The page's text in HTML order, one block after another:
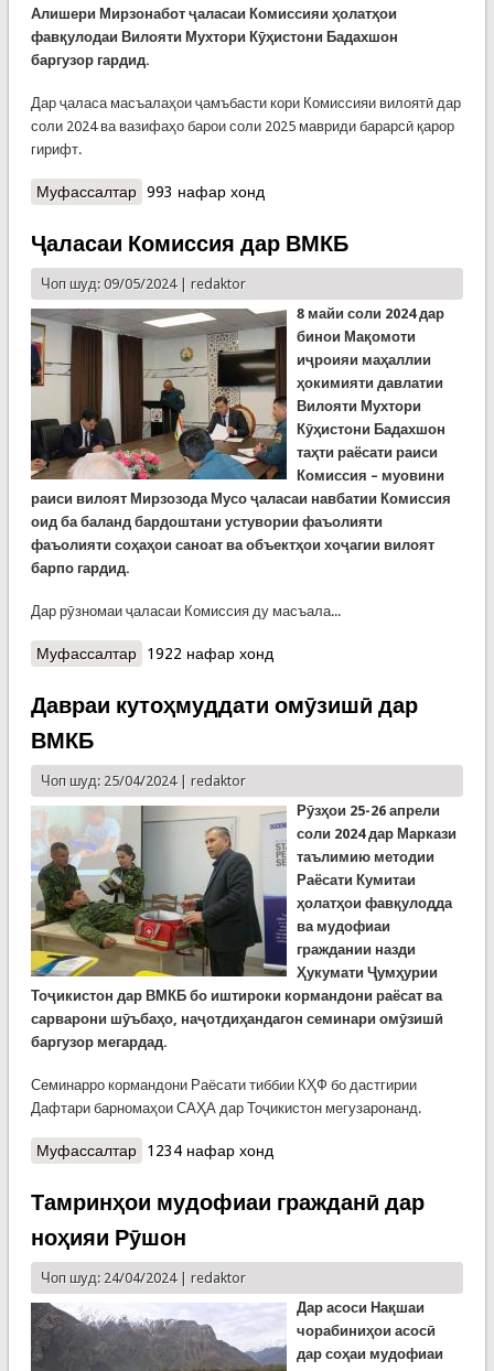
Алишери Мирзонабот ҷаласаи Комиссияи ҳолатҳои
фавқулодаи Вилояти Мухтори Кӯҳистони Бадахшон
баргузор гардид.
Дар ҷаласа масъалаҳои ҷамъбасти кори Комиссияи вилоятӣ дар
соли 2024 ва вазифаҳо барои соли 2025 мавриди барарсӣ қарор
гирифт.
Муфассалтаро Дар Хоруғ ҷаласаи Комиссияи вилоятии
993 нафар хонд
Ҷаласаи Комиссия дар ВМКБ
Чоп шуд: 09/05/2024 | redaktor
8 майи соли 2024 дар
бинои Мақомоти
иҷроияи маҳаллии
ҳокимияти давлатии
Вилояти Мухтори
Кӯҳистони Бадахшон
таҳти раёсати раиси
Комиссия – муовини
раиси вилоят Мирзозода Мусо ҷаласаи навбатии Комиссия
оид ба баланд бардоштани устувории фаъолияти
фаъолияти соҳаҳои саноат ва объектҳои хоҷагии вилоят
барпо гардид.
Дар рӯзномаи ҷаласаи Комиссия ду масъала...
Муфассалтаро Ҷаласаи Комиссия дар ВМКБ
1922 нафар хонд
Давраи кутоҳмуддати омӯзишӣ дар
ВМКБ
Чоп шуд: 25/04/2024 | redaktor
Рӯзҳои 25-26 апрели
соли 2024 дар Маркази
таълимию методии
Раёсати Кумитаи
ҳолатҳои фавқулодда
ва мудофиаи
граждании назди
Ҳукумати Ҷумҳурии
Тоҷикистон дар ВМКБ бо иштироки кормандони раёсат ва
сарварони шӯъбаҳо, наҷотдиҳандагон семинари омӯзишӣ
баргузор мегардад.
Семинарро кормандони Раёсати тиббии КҲФ бо дастгирии
Дафтари барномаҳои САҲА дар Тоҷикистон мегузаронанд.
Муфассалтаро Давраи кутоҳмуддати омӯзишӣ дар ВМКБ
1234 нафар хонд
Тамринҳои мудофиаи гражданӣ дар
ноҳияи Рӯшон
Чоп шуд: 24/04/2024 | redaktor
Дар асоси Нақшаи
чорабиниҳои асосӣ
дар соҳаи мудофиаи